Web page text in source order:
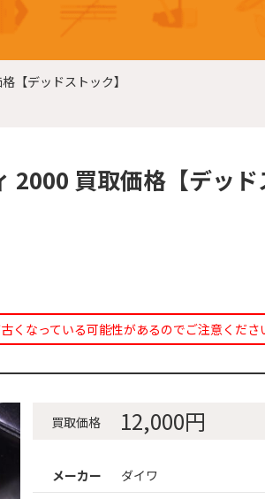
【デッドストック】
買取価格【デッド
くなっている可能性があるのでご注意くださ
買取価格 12,000円
メーカー
ダイワ